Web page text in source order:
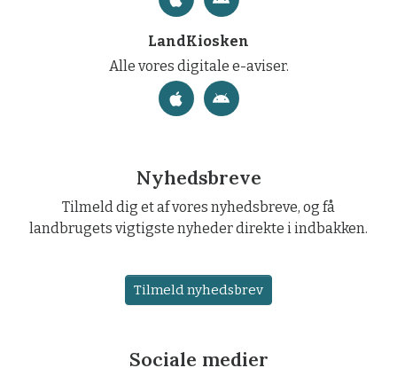
LandKiosken
Alle vores digitale e-aviser.
Nyhedsbreve
Tilmeld dig et af vores nyhedsbreve, og få
landbrugets vigtigste nyheder direkte i indbakken.
Tilmeld nyhedsbrev
Sociale medier